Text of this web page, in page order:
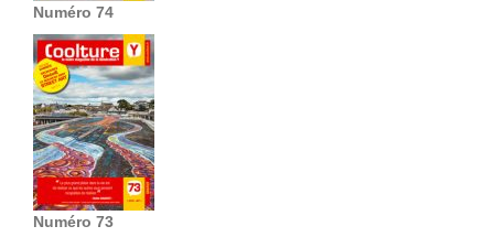
Numéro 74
Numéro 73